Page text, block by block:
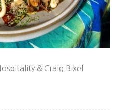
& Craig Bixel